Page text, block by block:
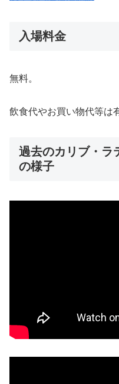
入場料金
無料。
飲食代やお買い物代等は
過去のカリブ・ラ
の様子